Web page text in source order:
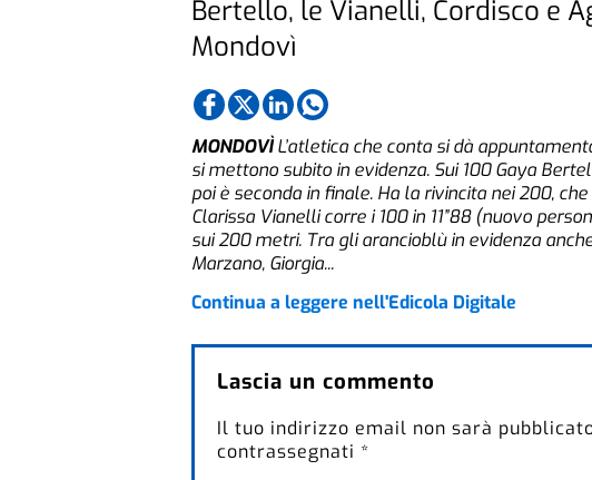
Bertello, le Vianelli, Cordisco e
Mondovì
MONDOVÌL’atletica che conta si dà
si mettono subito in evidenza. Sui 100 Gaya
poi è seconda in finale. Ha la rivincita nei 200,
Clarissa Vianelli corre i 100 in 11”88 (nuovo
sui 200 metri. Tra gli arancioblù in evidenza
Marzano, Giorgia...
Continua a leggere nell'Edicola Digitale
Lascia un commento
Il tuo indirizzo email non sarà
contrassegnati *